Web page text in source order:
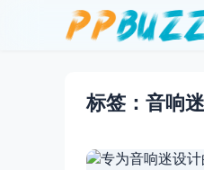
标签：音响